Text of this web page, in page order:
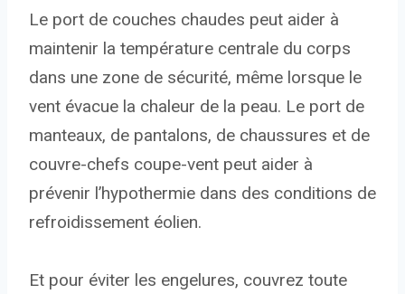
Le port de couches chaudes peut aider à
maintenir la température centrale du corps
dans une zone de sécurité, même lorsque le
vent évacue la chaleur de la peau. Le port de
manteaux, de pantalons, de chaussures et de
couvre-chefs coupe-vent peut aider à
prévenir l’hypothermie dans des conditions de
refroidissement éolien.
Et pour éviter les engelures, couvrez toute